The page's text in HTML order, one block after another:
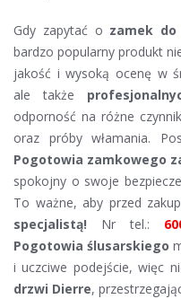
Gdy zapytać o zamek
bardzo popularny produkt
jakość i wysoką ocenę w
ale także
odporność na różne
oraz próby włamania.
Pogotowia zamkowego
spokojny o swoje
To ważne, aby przed
specjalistą! Nr tel.:
Pogotowia ślusarskiego
i uczciwe podejście, więc
drzwi Dierre,